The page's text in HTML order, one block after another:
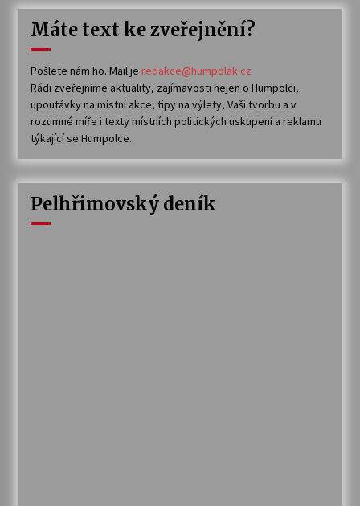
Máte text ke zveřejnění?
Pošlete nám ho. Mail je redakce@humpolak.cz
Rádi zveřejníme aktuality, zajímavosti nejen o Humpolci,
upoutávky na místní akce, tipy na výlety, Vaši tvorbu a v
rozumné míře i texty místních politických uskupení a reklamu
týkající se Humpolce.
Pelhřimovský deník